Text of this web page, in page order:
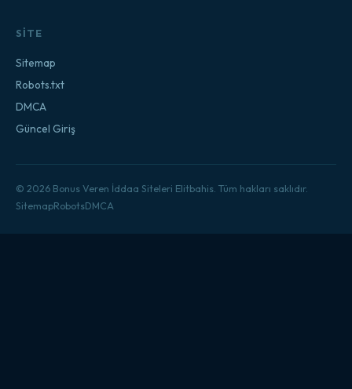
SITE
Sitemap
Robots.txt
DMCA
Güncel Giriş
© 2026 Bonus Veren İddaa Siteleri Elitbahis. Tüm hakları saklıdır.
SitemapRobotsDMCA